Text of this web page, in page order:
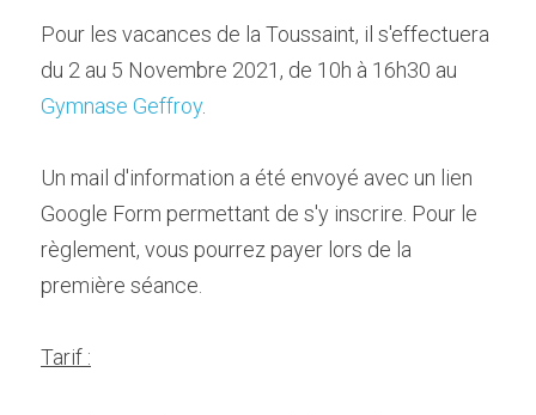
Pour les vacances de la Toussaint, il s'effectuera
Gymnase Geffroy.
Un mail d'information a été envoyé avec un lien
Google Form permettant de s'y inscrire. Pour le
règlement, vous pourrez payer lors de la
première séance.
Tarif :